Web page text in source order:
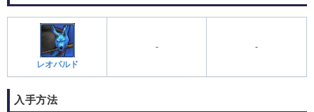
レオパルド
- -
入手方法